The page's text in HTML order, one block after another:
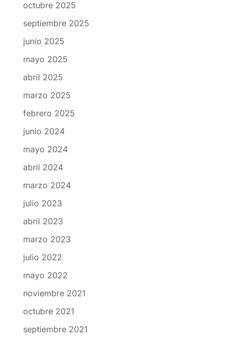
octubre 2025
septiembre 2025
junio 2025
mayo 2025
abril 2025
marzo 2025
febrero 2025
junio 2024
mayo 2024
abril 2024
marzo 2024
julio 2023
abril 2023
marzo 2023
julio 2022
mayo 2022
noviembre 2021
octubre 2021
septiembre 2021